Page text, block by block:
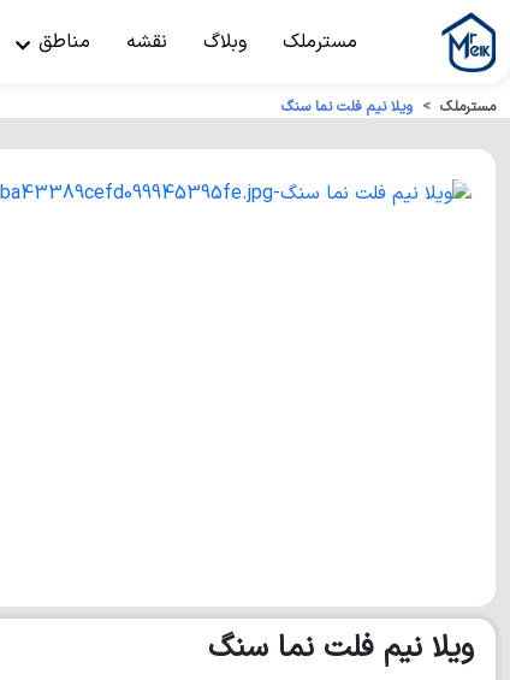
مسترملک وبلاگ نقشه مناطق
مسترملک ویلا نیم فلت نما سنگ
ویلا نیم فلت نما سنگ